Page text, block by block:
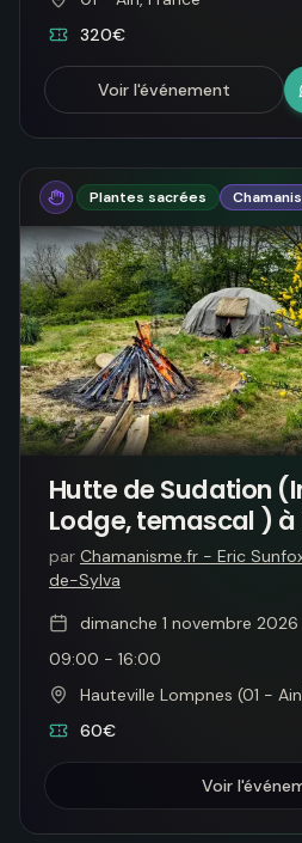
320€
Voir l'événement
Plantes sacrées
Hutte de Sudation
Lodge, temascal ) à
par Chamanisme.fr - Eric
de-Sylva
dimanche 1 novembre 2026
09:00 - 16:00
Hauteville Lompnes (01 -
60€
Voir